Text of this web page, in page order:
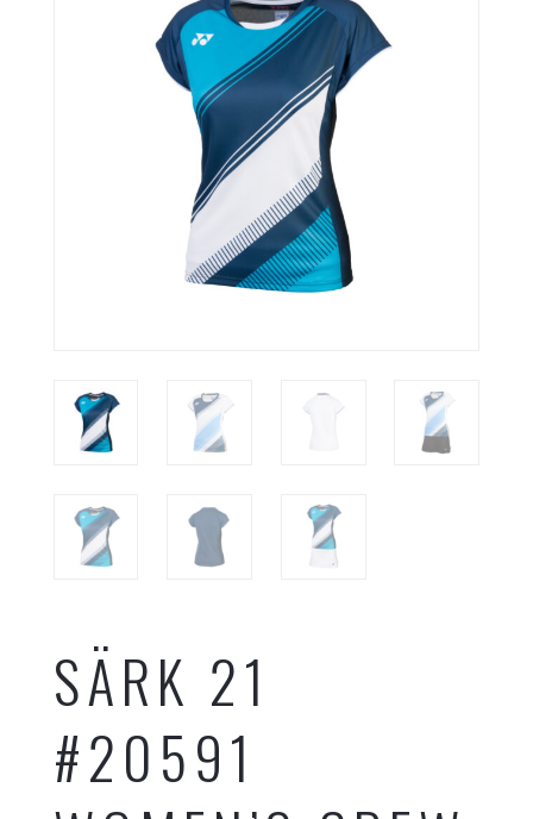
SÄRK 21
#20591